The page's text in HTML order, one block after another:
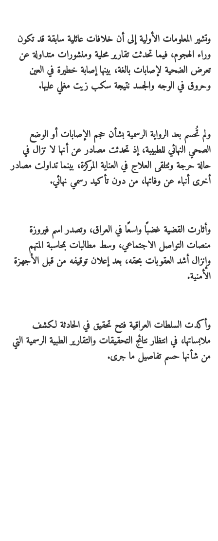
وتشير المعلومات الأولية إلى أن خلافات عائلية سابقة قد تكون
وراء الهجوم، فيما تحدثت تقارير محلية ومنشورات متداولة عن
تعرض الضحية لإصابات بالغة، بينها إصابة خطيرة في العين
وحروق في الوجه والجسد نتيجة سكب زيت مغلي عليها.
ولم تُحسم بعد الرواية الرسمية بشأن حجم الإصابات أو الوضع
الصحي النهائي للطبيبة، إذ تحدثت مصادر عن أنها لا تزال في
حالة حرجة وتتلقى العلاج في العناية المركزة، بينما تداولت مصادر
أخرى أنباء عن وفاتها، من دون تأكيد رسمي نهائي.
وأثارت القضية غضبًا واسعًا في العراق، وتصدر اسم فيروزة
منصات التواصل الاجتماعي، وسط مطالبات بمحاسبة المتهم
وإنزال أشد العقوبات بحقه، بعد إعلان توقيفه من قبل الأجهزة
الأمنية.
وأكدت السلطات العراقية فتح تحقيق في الحادثة لكشف
ملابساتها، في انتظار نتائج التحقيقات والتقارير الطبية الرسمية التي
من شأنها حسم تفاصيل ما جرى.